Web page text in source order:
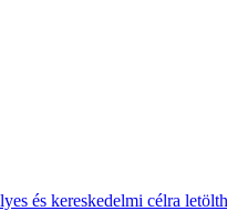
és kereskedelmi célra